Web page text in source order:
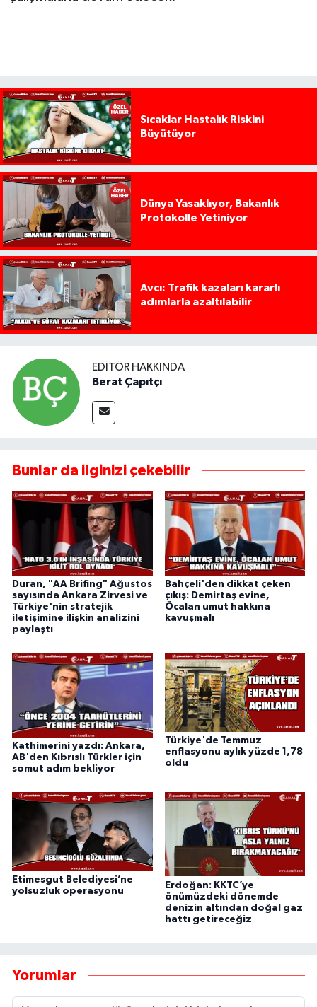
Sıcaklar Hastalık Riskini
Büyütüyor
Dünya Yasaklıyor, Bakanlık
Protokolle Yetiniyor
Avcı: Trafik kazaları kararlı
adımlarla azaltılabilir
EDITÖR HAKKINDA
Berat Çapıtçı
Bunlar da ilginizi çekebilir
Duran, "AA Brifing" Ağustos
sayısında Ankara Zirvesi ve
Türkiye'nin stratejik
iletişimine ilişkin analizini
paylaştı
Bahçeli'den dikkat çeken
çıkış: Demirtaş evine,
Öcalan umut hakkına
kavuşmalı
Kathimerini yazdı: Ankara,
AB'den Kıbrıslı Türkler için
somut adım bekliyor
Türkiye'de Temmuz
enflasyonu aylık yüzde 1,78
oldu
Etimesgut Belediyesi’ne
yolsuzluk operasyonu
Erdoğan: KKTC’ye
önümüzdeki dönemde
denizin altından doğal gaz
hattı getireceğiz
Yorumlar